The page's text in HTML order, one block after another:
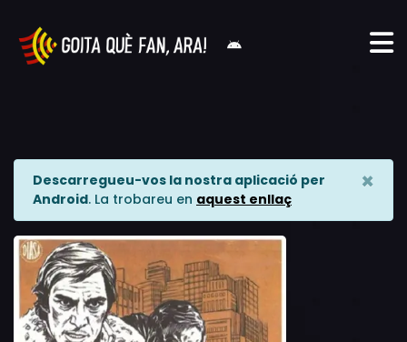
Descarregueu-vos la nostra aplicació per
Android. La trobareu en aquest enllaç
×